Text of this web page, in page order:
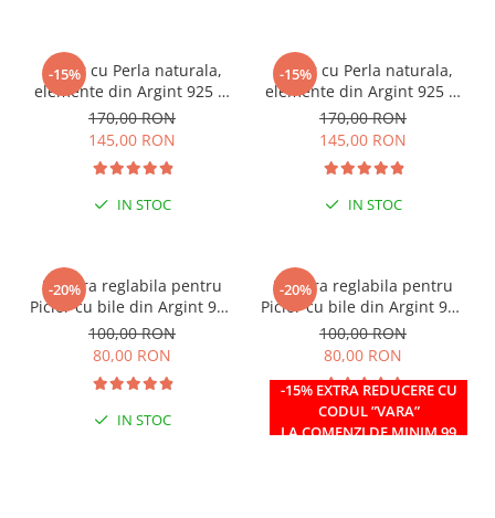
-15%
Colier cu Perla naturala,
elemente din Argint 925 si
margele Miyuki, multicolor
170,00 RON
145,00 RON
IN STOC
-15%
Colier cu Perla naturala,
elemente din Argint 925 si
margele Miyuki, verde/kiwi
170,00 RON
145,00 RON
IN STOC
-20%
Bratara reglabila pentru
Picior cu bile din Argint 925
si margele Miyuki rosii
100,00 RON
80,00 RON
IN STOC
-20%
-15% EXTRA REDUCERE CU
CODUL ”VARA”
LA COMENZI DE MINIM 99
Bratara reglabila pentru
Picior cu bile din Argint 925
si margele Miyuki verzi
100,00 RON
80,00 RON
IN STOC